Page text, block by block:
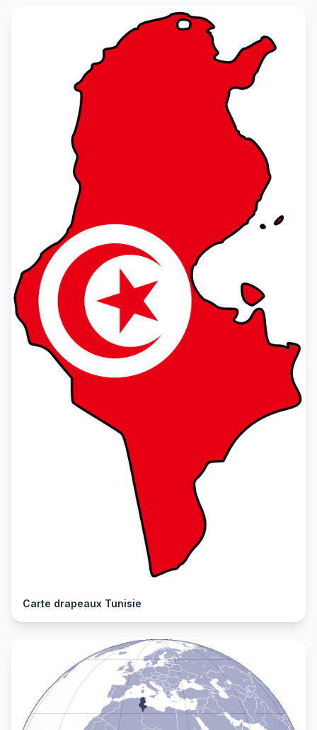
Carte drapeaux Tunisie